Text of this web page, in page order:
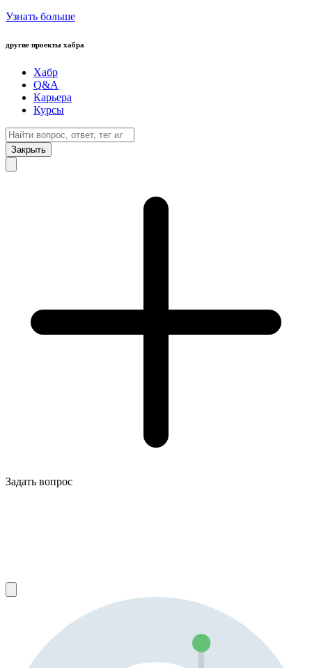
Узнать больше
другие проекты хабра
Хабр
Q&A
Карьера
Курсы
Закрыть
Задать вопрос